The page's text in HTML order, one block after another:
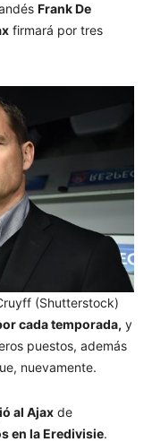
Frank De
firmará por tres
(Shutterstock)
cada temporada, y
puestos, además
nuevamente.
al Ajax de
en la Eredivisie.